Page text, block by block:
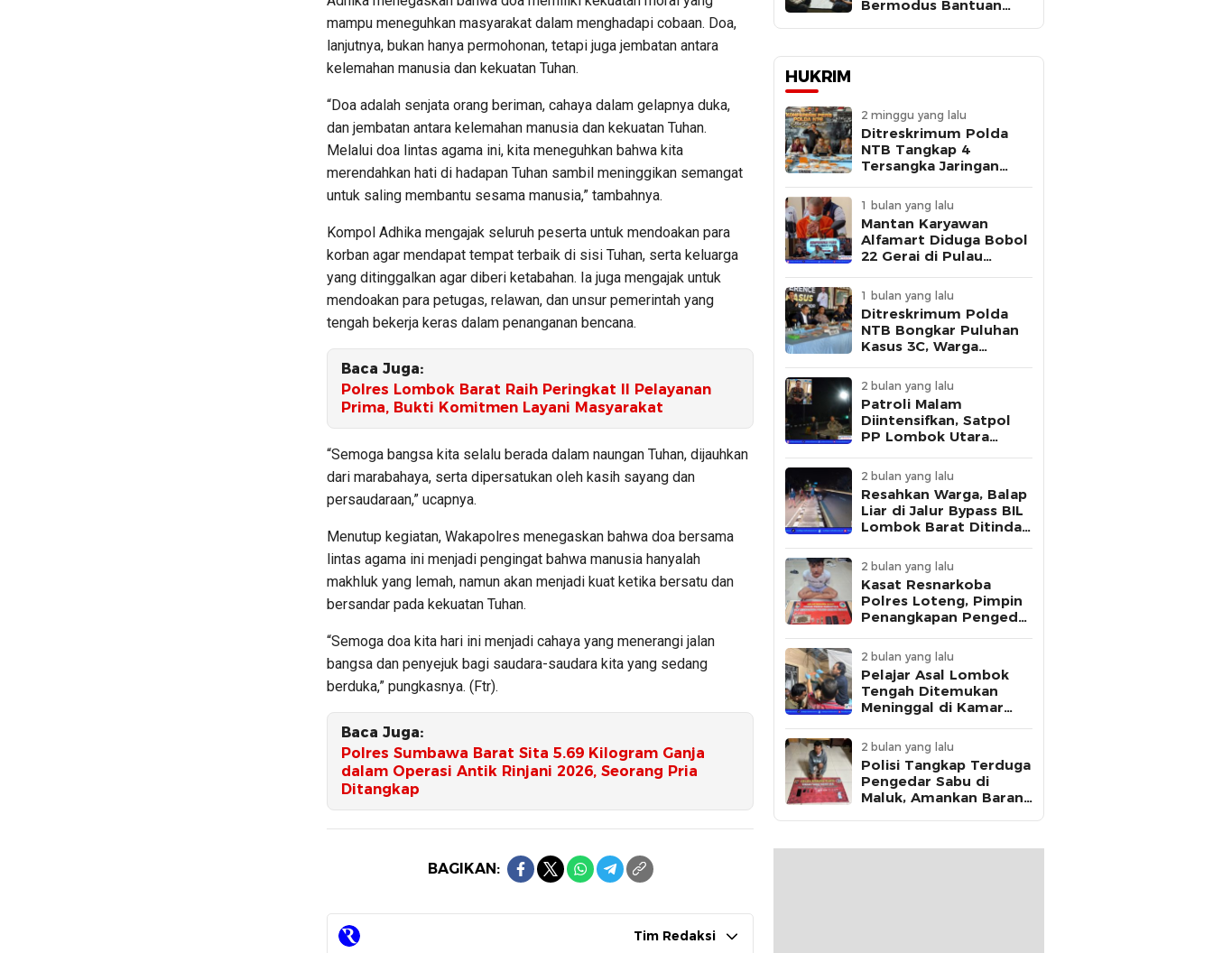
mampu meneguhkan masyarakat dalam menghadapi cobaan. Doa,
lanjutnya, bukan hanya permohonan, tetapi juga jembatan antara
kelemahan manusia dan kekuatan Tuhan.
“Doa adalah senjata orang beriman, cahaya dalam gelapnya duka,
dan jembatan antara kelemahan manusia dan kekuatan Tuhan.
Melalui doa lintas agama ini, kita meneguhkan bahwa kita
merendahkan hati di hadapan Tuhan sambil meninggikan semangat
untuk saling membantu sesama manusia,” tambahnya.
Kompol Adhika mengajak seluruh peserta untuk mendoakan para
korban agar mendapat tempat terbaik di sisi Tuhan, serta keluarga
yang ditinggalkan agar diberi ketabahan. Ia juga mengajak untuk
mendoakan para petugas, relawan, dan unsur pemerintah yang
tengah bekerja keras dalam penanganan bencana.
Baca Juga:
Polres Lombok Barat Raih Peringkat II Pelayanan
Prima, Bukti Komitmen Layani Masyarakat
“Semoga bangsa kita selalu berada dalam naungan Tuhan, dijauhkan
dari marabahaya, serta dipersatukan oleh kasih sayang dan
persaudaraan,” ucapnya.
Menutup kegiatan, Wakapolres menegaskan bahwa doa bersama
lintas agama ini menjadi pengingat bahwa manusia hanyalah
makhluk yang lemah, namun akan menjadi kuat ketika bersatu dan
bersandar pada kekuatan Tuhan.
“Semoga doa kita hari ini menjadi cahaya yang menerangi jalan
bangsa dan penyejuk bagi saudara-saudara kita yang sedang
berduka,” pungkasnya. (Ftr).
Baca Juga:
Polres Sumbawa Barat Sita 5.69 Kilogram Ganja
dalam Operasi Antik Rinjani 2026, Seorang Pria
Ditangkap
BAGIKAN:
Tim Redaksi
Bermodus Bantuan
HUKRIM
2 minggu yang lalu
Ditreskrimum Polda
NTB Tangkap 4
Tersangka Jaringan
1 bulan yang lalu
Mantan Karyawan
Alfamart Diduga Bobol
22 Gerai di Pulau
Modus Pelaku
1 bulan yang lalu
Ditreskrimum Polda
NTB Bongkar Puluhan
Kasus 3C, Warga
Kewaspadaan
2 bulan yang lalu
Patroli Malam
Diintensifkan, Satpol
PP Lombok Utara
Remaja di Kawasan
Kantor Bupati
2 bulan yang lalu
Resahkan Warga, Balap
Liar di Jalur Bypass BIL
Lombok Barat Ditindak
2 bulan yang lalu
Kasat Resnarkoba
Polres Loteng, Pimpin
Penangkapan Pengedar
Mataram di Praya
2 bulan yang lalu
Pelajar Asal Lombok
Tengah Ditemukan
Meninggal di Kamar
Komunikasi Terakhir
Korban
2 bulan yang lalu
Polisi Tangkap Terduga
Pengedar Sabu di
Maluk, Amankan Barang